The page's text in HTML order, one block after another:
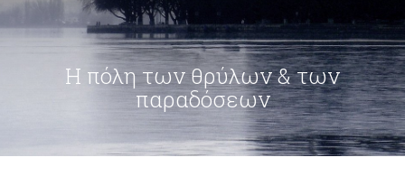
Η πόλη των θρύλων & των
παραδόσεων